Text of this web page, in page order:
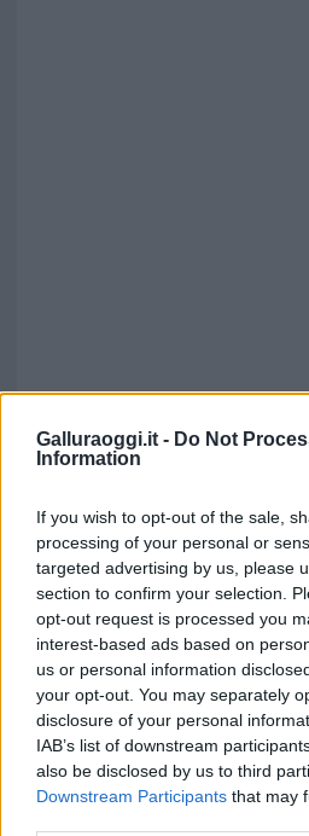
Galluraoggi.it - Do Not
Information
If you wish to opt-out of the sale,
processing of your personal or
targeted advertising by us, please
section to confirm your selection.
opt-out request is processed you
interest-based ads based on
us or personal information
your opt-out. You may separately
disclosure of your personal
IAB’s list of downstream
also be disclosed by us to third
Downstream Participants that may
Vuoi rimuovere le
Puoi abbonarti asoli €
cliccandoqui
Sei già abbonato?